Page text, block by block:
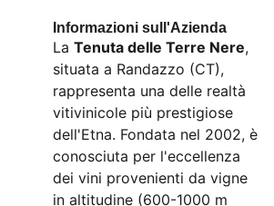
Informazioni sull'Azienda
La Tenuta delle Terre Nere,
situata a Randazzo (CT),
rappresenta una delle realtà
vitivinicole più prestigiose
dell'Etna. Fondata nel 2002, è
conosciuta per l'eccellenza
dei vini provenienti da vigne
in altitudine (600-1000 m